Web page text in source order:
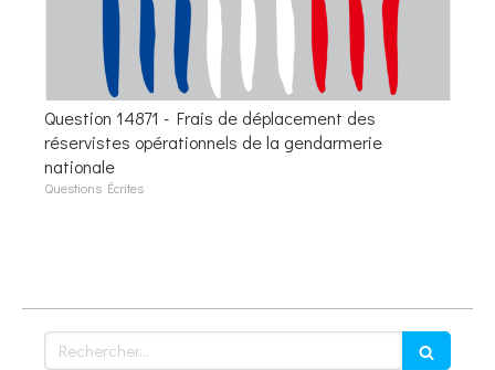
Question 14871 - Frais de déplacement des
réservistes opérationnels de la gendarmerie
nationale
Questions Écrites
Rechercher